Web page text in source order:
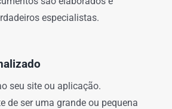
especialistas.
seu site ou aplicação.
de ser uma grande ou pequena